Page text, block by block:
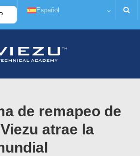
Español
de remapeo de
atrae la